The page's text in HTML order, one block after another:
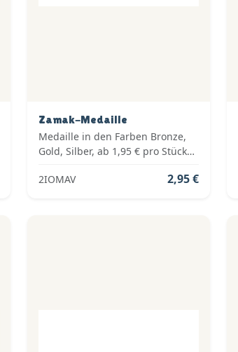
Zamak-Medaille
Medaille in den Farben Bronze,
Gold, Silber, ab 1,95 € pro Stück
Standardemblem und fertig
2IOMAV 2,95 €